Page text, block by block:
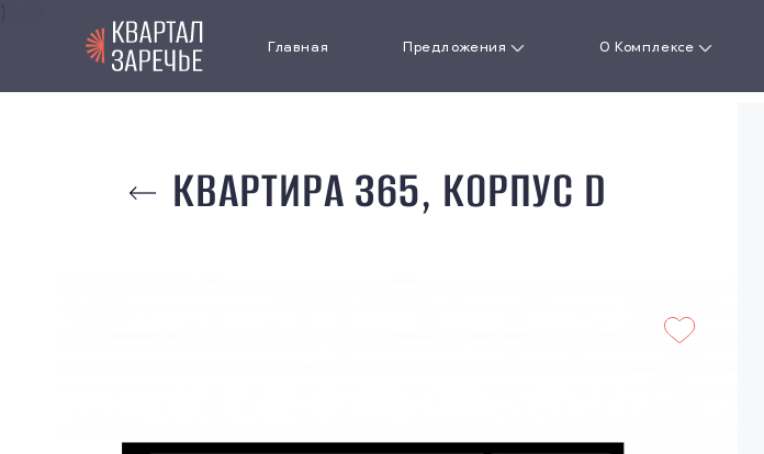
Главная Предложения
Коммерческая
недвижимость
О Комплексе
КВАРТИРА 365, КОРПУС D